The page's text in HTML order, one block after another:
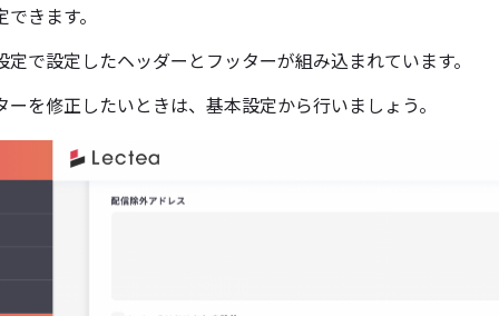
きます。
で設定したヘッダーとフッターが組み込まれています。
を修正したいときは、基本設定から行いましょう。